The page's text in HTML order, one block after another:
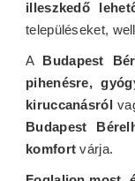
illeszkedő
településeket,
A Budapest
pihenésre,
kiruccanásról
Budapest
komfort várja.